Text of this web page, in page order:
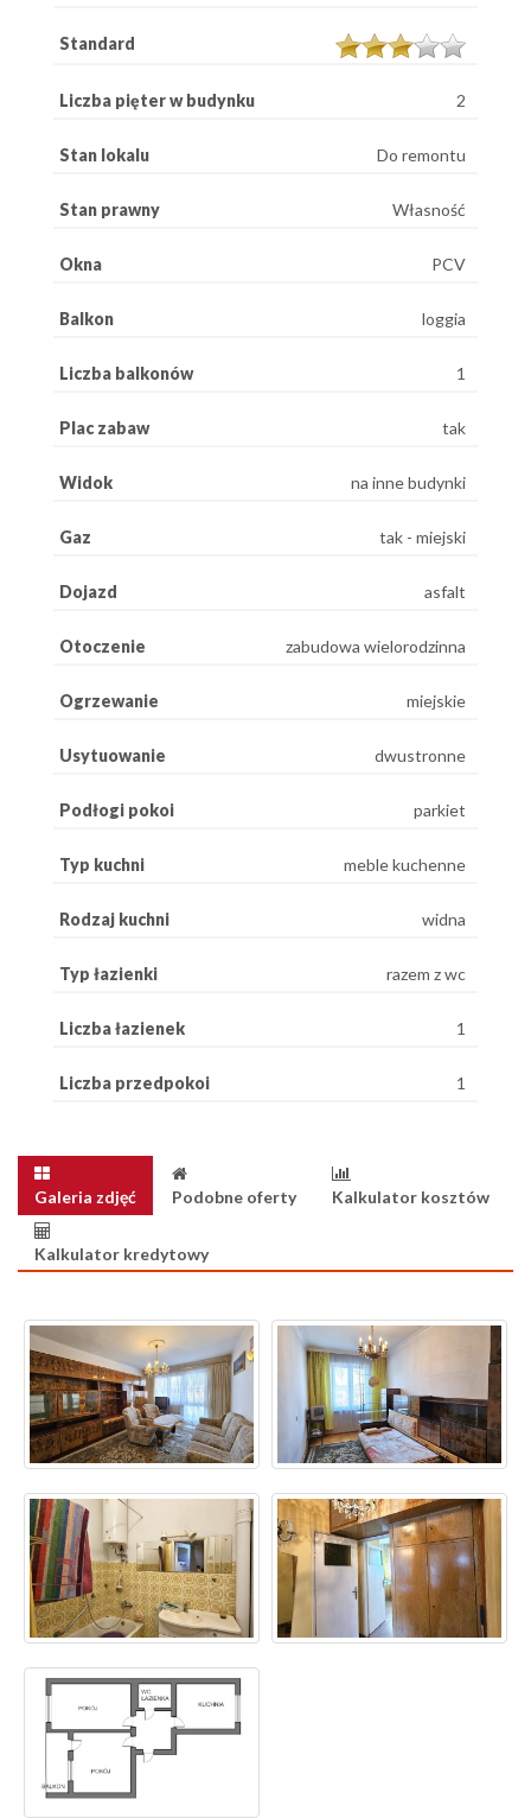
Standard
Liczba pięter w budynku 2
Stan lokalu Do remontu
Stan prawny Własność
Okna PCV
Balkon loggia
Liczba balkonów 1
Plac zabaw tak
Widok na inne budynki
Gaz tak - miejski
Dojazd asfalt
Otoczenie zabudowa wielorodzinna
Ogrzewanie miejskie
Usytuowanie dwustronne
Podłogi pokoi parkiet
Typ kuchni meble kuchenne
Rodzaj kuchni widna
Typ łazienki razem z wc
Liczba łazienek 1
Liczba przedpokoi 1
Galeria zdjęć Podobne oferty Kalkulator kosztów
Kalkulator kredytowy